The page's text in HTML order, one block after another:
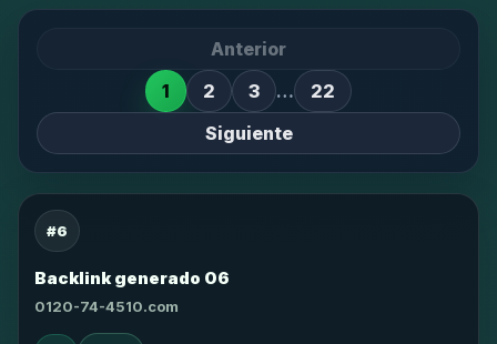
Anterior
1
2 3 …
22
Siguiente
#6
Backlink generado 06
0120-74-4510.com